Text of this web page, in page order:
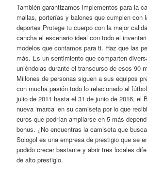
También garantizamos implementos para la
mallas, porterías y balones que cumplen con
deportes Protege tu cuerpo con la mejor
cancha el escenario ideal con todo el
modelos que contamos para ti. Haz que las
más. Es un sentimiento que comparten
uniéndolas durante el transcurso de esos 90
Millones de personas siguen a sus equipos
con mucha pasión todo lo relacionado al
julio de 2011 hasta el 31 de junio de 2016, el
nueva ‘marca’ en su camiseta por lo que
euros que podrían ampliarse en 5 más
bonus. ¿No encuentras la camiseta que
Sologol es una empresa de prestigio que se
podido crecer bastante y abrir tres locales
de alto prestigio.